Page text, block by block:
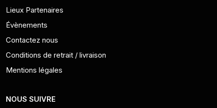
Lieux Partenaires
Évènements
Contactez nous
Conditions de retrait / livraison
Mentions légales
NOUS SUIVRE